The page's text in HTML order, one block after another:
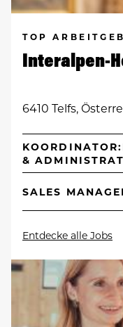
TOP
Interalpen-
6410 Telfs,
&
SALES
Entdecke alle Jobs